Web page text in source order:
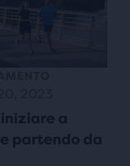
iniziare a
partendo da